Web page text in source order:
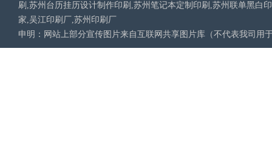
刷,苏州台历挂历设计制作印刷,苏州笔记本定制印刷,苏州联单黑白
家,吴江印刷厂,苏州印刷厂
申明：网站上部分宣传图片来自互联网共享图片库（不代表我司用